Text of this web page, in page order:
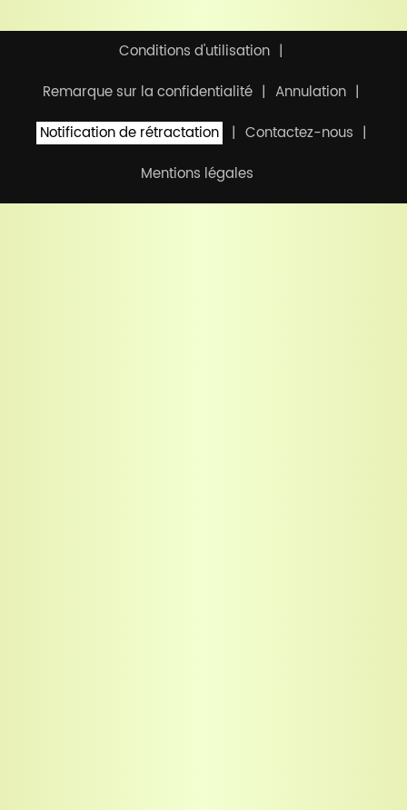
Conditions d'utilisation
Remarque sur la confidentialité
Annulation
Notification de rétractation
Contactez-nous
Mentions légales